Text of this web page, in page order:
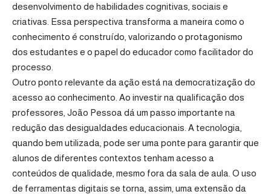
desenvolvimento de habilidades cognitivas, sociais e
criativas. Essa perspectiva transforma a maneira como o
conhecimento é construído, valorizando o protagonismo
dos estudantes e o papel do educador como facilitador do
processo.
Outro ponto relevante da ação está na democratização do
acesso ao conhecimento. Ao investir na qualificação dos
professores, João Pessoa dá um passo importante na
redução das desigualdades educacionais. A tecnologia,
quando bem utilizada, pode ser uma ponte para garantir que
alunos de diferentes contextos tenham acesso a
conteúdos de qualidade, mesmo fora da sala de aula. O uso
de ferramentas digitais se torna, assim, uma extensão da